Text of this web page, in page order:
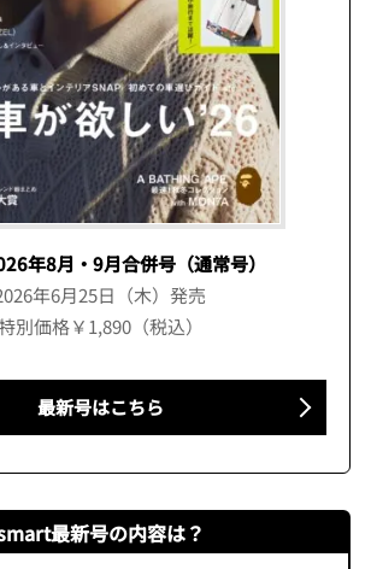
年8月・9月合併号（通常号）
年6月25日（木）発売
別価格￥1,890（税込）
最新号はこちら
最新号の内容は？